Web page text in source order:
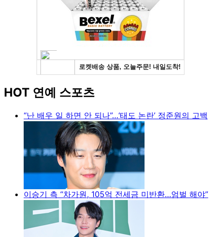
HOT 연예 스포츠
“난 배우 일 하면 안 되나”…‘태도 논란’ 정준원의 고백
이승기 측 “차가원, 105억 전세금 미반환…엄벌 해야”